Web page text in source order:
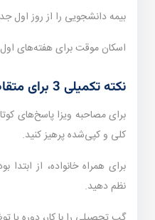
بیمه دانشجویی را از روز اول
اسکان موقت برای هفته‌های اول
نکته تکمیلی 3 برای متقاضیان ۲۰۲۶
برای مصاحبه ویزا پاسخ‌های
کلی و کپی‌شده پرهیز کنید.
برای همراه خانواده، از
نظم دهید.